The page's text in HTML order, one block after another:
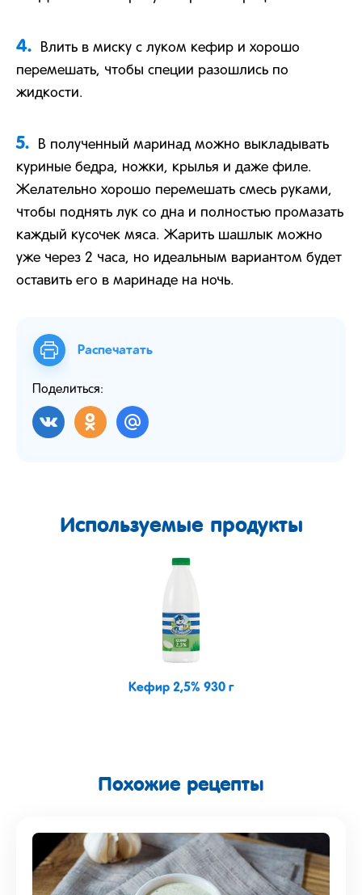
4.
Влить в миску с луком кефир и хорошо
перемешать, чтобы специи разошлись по
жидкости.
5.
В полученный маринад можно выкладывать
куриные бедра, ножки, крылья и даже филе.
Желательно хорошо перемешать смесь руками,
чтобы поднять лук со дна и полностью промазать
каждый кусочек мяса. Жарить шашлык можно
уже через 2 часа, но идеальным вариантом будет
оставить его в маринаде на ночь.
Распечатать
Поделиться:
Используемые продукты
Кефир 2,5% 930 г
Похожие рецепты